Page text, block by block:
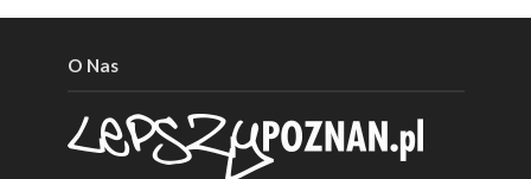
O Nas